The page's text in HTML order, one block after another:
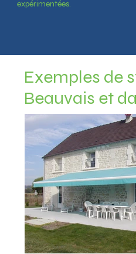
expérimentées.
Exemples de
Beauvais et